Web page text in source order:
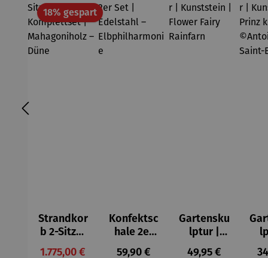
18% gespartRabatt
Strandkor
b 2-Sitzer
Kompletts
Verkaufspreis:
1.775,00 €
Konfektsc
hale 2er
Set |
Regulärer Preis:
59,90 €
Gartensku
lptur |
Kunststei
Regulärer Preis:
49,95 €